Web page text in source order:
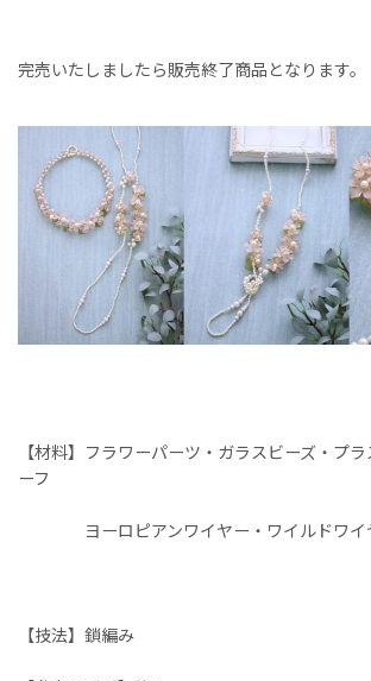
完売いたしましたら販売終了商品となります。
【材料】フラワーパーツ・ガラスビーズ・プ
ーフ
ヨーロピアンワイヤー・ワイルドワイ
【技法】鎖編み